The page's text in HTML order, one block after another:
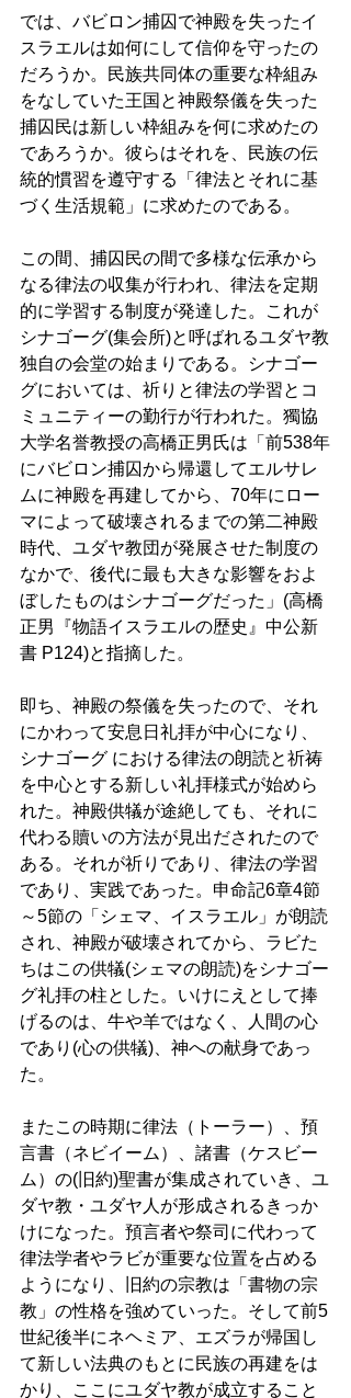
では、バビロン捕囚で神殿を失ったイ
スラエルは如何にして信仰を守ったの
だろうか。民族共同体の重要な枠組み
をなしていた王国と神殿祭儀を失った
捕囚民は新しい枠組みを何に求めたの
であろうか。彼らはそれを、民族の伝
統的慣習を遵守する「律法とそれに基
づく生活規範」に求めたのである。
この間、捕囚民の間で多様な伝承から
なる律法の収集が行われ、律法を定期
的に学習する制度が発達した。これが
シナゴーグ(集会所)と呼ばれるユダヤ教
独自の会堂の始まりである。シナゴー
グにおいては、祈りと律法の学習とコ
ミュニティーの勤行が行われた。獨協
大学名誉教授の高橋正男氏は「前538年
にバビロン捕囚から帰還してエルサレ
ムに神殿を再建してから、70年にロー
マによって破壊されるまでの第二神殿
時代、ユダヤ教団が発展させた制度の
なかで、後代に最も大きな影響をおよ
ぼしたものはシナゴーグだった」(高橋
正男『物語イスラエルの歴史』中公新
書 P124)と指摘した。
即ち、神殿の祭儀を失ったので、それ
にかわって安息日礼拝が中心になり、
シナゴーグ における律法の朗読と祈祷
を中心とする新しい礼拝様式が始めら
れた。神殿供犠が途絶しても、それに
代わる贖いの方法が見出だされたので
ある。それが祈りであり、律法の学習
であり、実践であった。申命記6章4節
～5節の「シェマ、イスラエル」が朗読
され、神殿が破壊されてから、ラビた
ちはこの供犠(シェマの朗読)をシナゴー
グ礼拝の柱とした。いけにえとして捧
げるのは、牛や羊ではなく、人間の心
であり(心の供犠)、神への献身であっ
た。
またこの時期に律法（トーラー）、預
言書（ネビイーム）、諸書（ケスビー
ム）の(旧約)聖書が集成されていき、ユ
ダヤ教・ユダヤ人が形成されるきっか
けになった。預言者や祭司に代わって
律法学者やラビが重要な位置を占める
ようになり、旧約の宗教は「書物の宗
教」の性格を強めていった。そして前5
世紀後半にネヘミア、エズラが帰国し
て新しい法典のもとに民族の再建をは
かり、ここにユダヤ教が成立すること